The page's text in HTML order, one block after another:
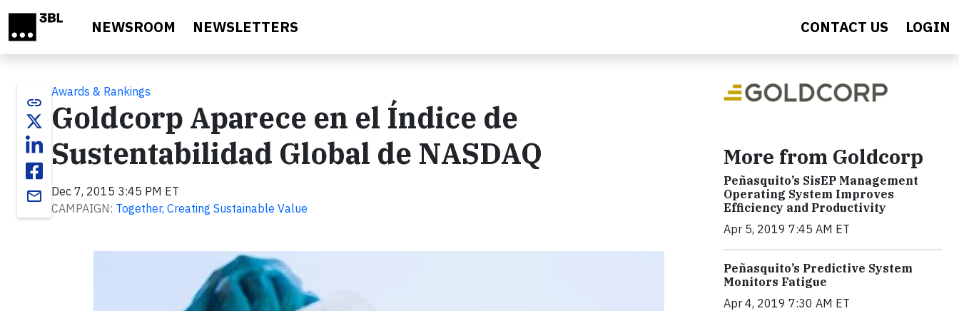
NEWSROOM NEWSLETTERS CONTACT US LOGIN
link
email
Awards & Rankings
Goldcorp Aparece en el Índice de
Sustentabilidad Global de NASDAQ
Dec 7, 2015 3:45 PM ET
CAMPAIGN: Together, Creating Sustainable Value
More from Goldcorp
Peñasquito’s SisEP Management
Operating System Improves
Efficiency and Productivity
Apr 5, 2019 7:45 AM ET
Peñasquito’s Predictive System
Monitors Fatigue
Apr 4, 2019 7:30 AM ET